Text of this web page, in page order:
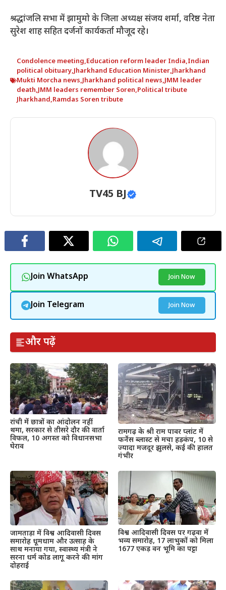
श्रद्धांजलि सभा में झामुमो के जिला अध्यक्ष संजय शर्मा, वरिष्ठ नेता
सुरेश शाह सहित दर्जनों कार्यकर्ता मौजूद रहे।
Condolence meeting,Education reform leader India,Indian
political obituary,Jharkhand Education Minister,Jharkhand
Mukti Morcha news,Jharkhand political news,JMM leader
death,JMM leaders remember Soren,Political tribute
Jharkhand,Ramdas Soren tribute
TV45 BJ
Join WhatsApp Join Now
Join Telegram Join Now
और पढ़ें
रांची में छात्रों का आंदोलन नहीं
थमा, सरकार से तीसरे दौर की वार्ता
विफल, 10 अगस्त को विधानसभा
घेराव
रामगढ़ के श्री राम पावर प्लांट में
फर्नेस ब्लास्ट से मचा हड़कंप, 10 से
ज्यादा मजदूर झुलसे, कई की हालत
गंभीर
जामताड़ा में विश्व आदिवासी दिवस
समारोह धूमधाम और उत्साह के
साथ मनाया गया, स्वास्थ्य मंत्री ने
सरना धर्म कोड लागू करने की मांग
दोहराई
विश्व आदिवासी दिवस पर गढ़वा में
भव्य समारोह, 17 लाभुकों को मिला
1677 एकड़ वन भूमि का पट्टा